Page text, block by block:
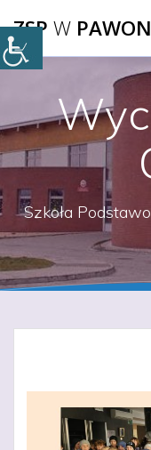
ZSP W
Szkoła